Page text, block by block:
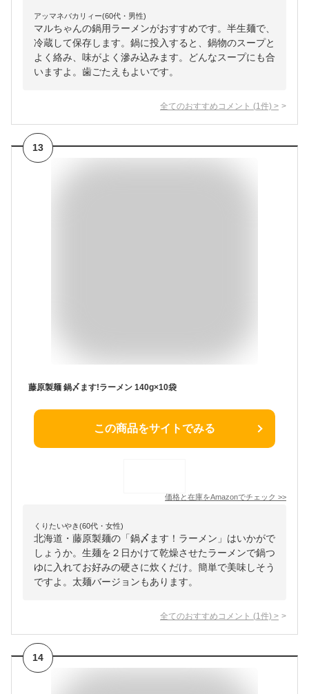
アッマネバカリィー(60代・男性)
マルちゃんの鍋用ラーメンがおすすめです。半生麺で、
冷蔵して保存します。鍋に投入すると、鍋物のスープと
よく絡み、味がよく滲み込みます。どんなスープにも合
いますよ。歯ごたえもよいです。
全てのおすすめコメント (1 件) >
13
藤原製麺 鍋〆ます!ラーメン 140g×10袋
この商品をサイトでみる
価格と在庫をAmazonでチェック >>
くりたいやき(60代・女性)
北海道・藤原製麺の「鍋〆ます！ラーメン」はいかがで
しょうか。生麺を２日かけて乾燥させたラーメンで鍋つ
ゆに入れてお好みの硬さに炊くだけ。簡単で美味しそう
ですよ。太麺バージョンもあります。
全てのおすすめコメント (1 件) >
14